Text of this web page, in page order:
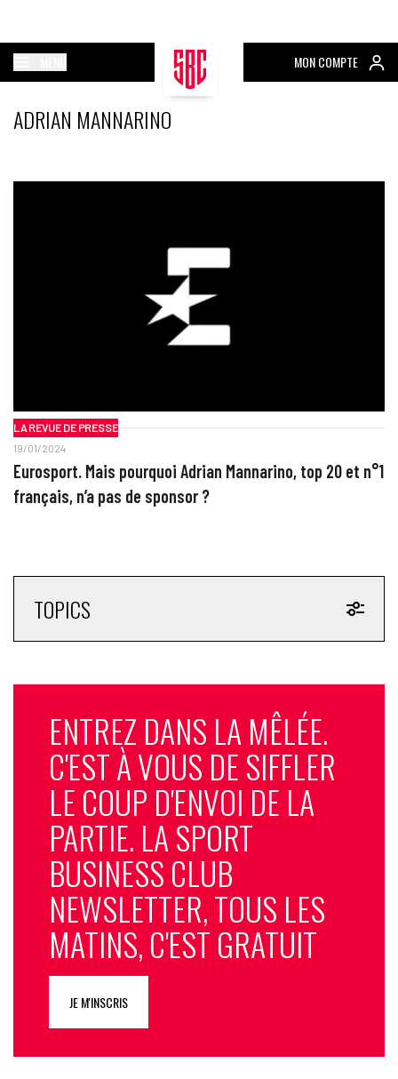
MON COMPTE
ADRIAN MANNARINO
LA REVUE DE PRESSE
19/01/2024
Eurosport. Mais pourquoi Adrian Mannarino, top 20 et n°1
français, n’a pas de sponsor ?
TOPICS
ENTREZ DANS LA MÊLÉE.
C'EST À VOUS DE SIFFLER
LE COUP D'ENVOI DE LA
PARTIE. LA SPORT
BUSINESS CLUB
NEWSLETTER, TOUS LES
MATINS, C'EST GRATUIT
JE M'INSCRIS